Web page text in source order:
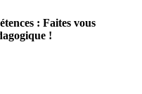
: Faites vous
!